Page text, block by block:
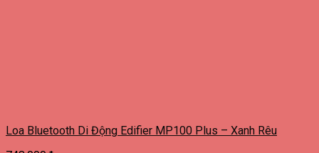
Loa Bluetooth Di Động Edifier MP100 Plus – Xanh Rêu